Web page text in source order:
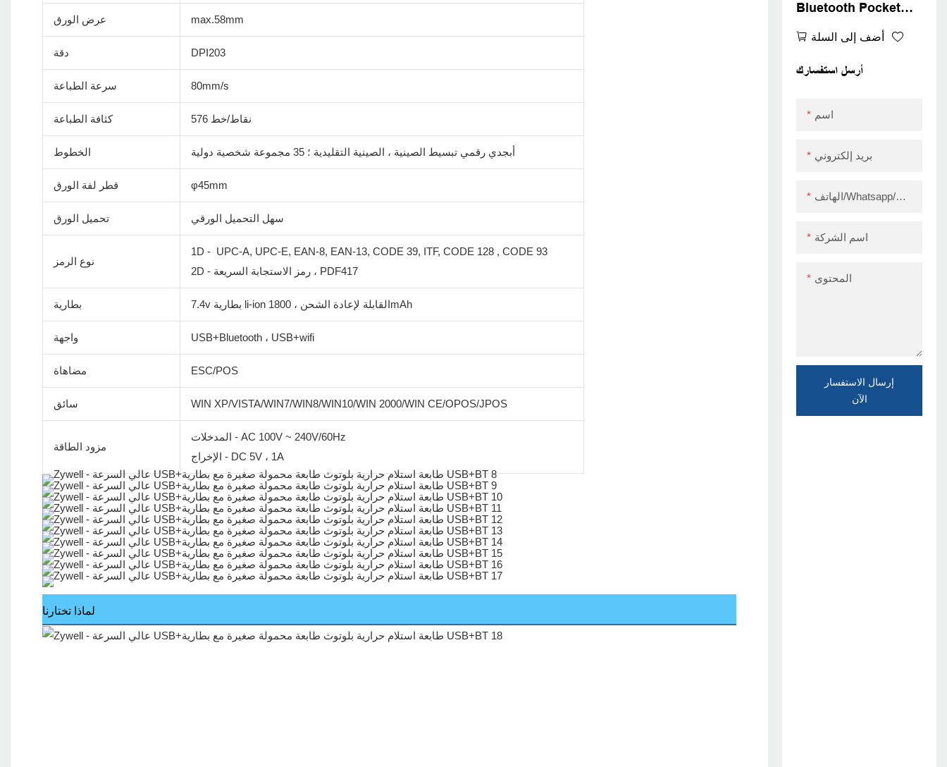
Bluetooth Pocket
Printer Zywell ZM03
58 ملم طابعة إيصال حرارية
لفاتورة POS POS
أضف إلى السلة
أرسل استفسارك
اسم
بريد إلكتروني
الهاتف/Whatsapp/Skype
اسم الشركة
المحتوى
إرسال الاستفسار
الآن
عرض الورق max.58mm
دقة DPI203
سرعة الطباعة 80mm/s
كثافة الطباعة 576 نقاط/خط
الخطوط أبجدي رقمي تبسيط الصينية ، الصينية التقليدية ؛ 35 مجموعة شخصية دولية
قطر لفة الورق φ45mm
تحميل الورق سهل التحميل الورقي
نوع الرمز
1D - UPC-A, UPC-E, EAN-8, EAN-13, CODE 39, ITF, CODE 128 , CODE 93
2D - رمز الاستجابة السريعة ، PDF417
بطارية 7.4v بطارية li-ion القابلة لإعادة الشحن ، 1800mAh
واجهة USB+Bluetooth ، USB+wifi
مضاهاة ESC/POS
سائق WIN XP/VISTA/WIN7/WIN8/WIN10/WIN 2000/WIN CE/OPOS/JPOS
مزود الطاقة
المدخلات - AC 100V ~ 240V/60Hz
الإخراج - DC 5V ، 1A
لماذا تختارنا